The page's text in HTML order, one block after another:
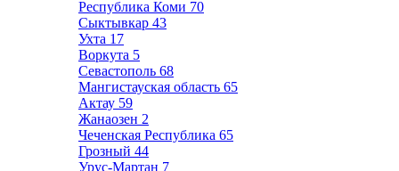
Республика Коми 70
Сыктывкар 43
Ухта 17
Воркута 5
Севастополь 68
Мангистауская область 65
Актау 59
Жанаозен 2
Чеченская Республика 65
Грозный 44
Урус-Мартан 7